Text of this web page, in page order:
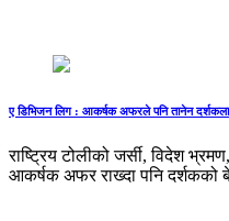
ए डिभिजन लिग : आकर्षक अफरले पनि तानेन
राष्ट्रिय टोलीको जर्सी, विदेश
आकर्षक अफर राख्दा पनि दर्शकको